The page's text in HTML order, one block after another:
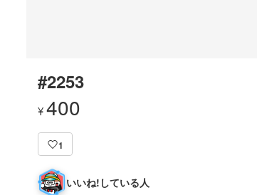
#2253
¥400
1
いいね!している人